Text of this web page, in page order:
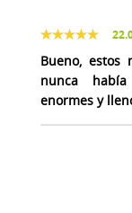
Bueno,
nunca
enormes y